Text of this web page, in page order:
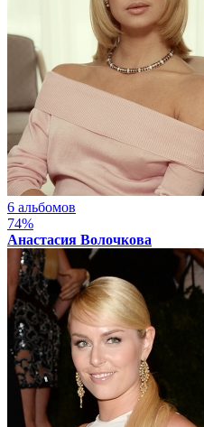
6 альбомов
74%
Анастасия Волочкова